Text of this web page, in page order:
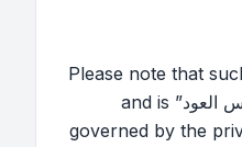
Please note that
control of “منتديات مجلس العود” and is
governed by the